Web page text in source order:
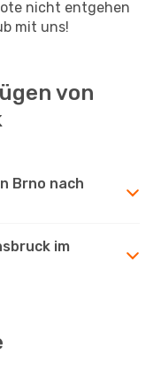
nicht entgehen
mit uns!
von
Brno nach
im